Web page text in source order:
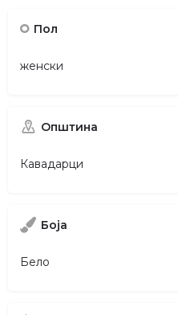
Пол
женски
Општина
Кавадарци
Боја
Бело